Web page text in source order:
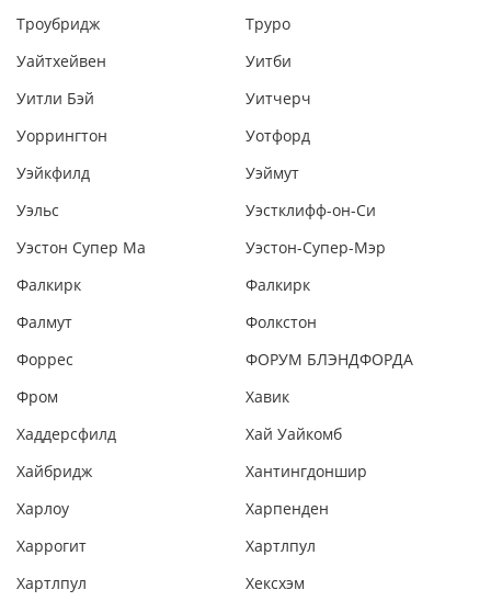
Троубридж
Труро
Уайтхейвен
Уитби
Уитли Бэй
Уитчерч
Уоррингтон
Уотфорд
Уэйкфилд
Уэймут
Уэльс
Уэстклифф-он-Си
Уэстон Супер Ма
Уэстон-Супер-Мэр
Фалкирк
Фалкирк
Фалмут
Фолкстон
Форрес
ФОРУМ БЛЭНДФОРДА
Фром
Хавик
Хаддерсфилд
Хай Уайкомб
Хайбридж
Хантингдоншир
Харлоу
Харпенден
Харрогит
Хартлпул
Хартлпул
Хексхэм